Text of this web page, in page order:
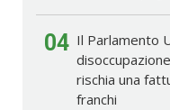
04 Il Parlamento
rischia una
franchi